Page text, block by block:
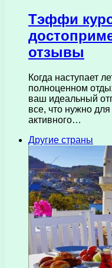
Тэффи
отзывы
Когда наступает
полноценном
ваш идеальный
все, что нужно
активного…
Другие страны